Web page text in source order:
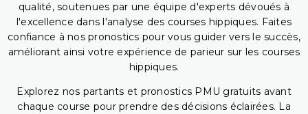
qualité, soutenues par une équipe d'experts dévoués à
l'excellence dans l'analyse des courses hippiques. Faites
confiance à nos pronostics pour vous guider vers le succès,
améliorant ainsi votre expérience de parieur sur les courses
hippiques.
Explorez nos partants et pronostics PMU gratuits avant
chaque course pour prendre des décisions éclairées. La